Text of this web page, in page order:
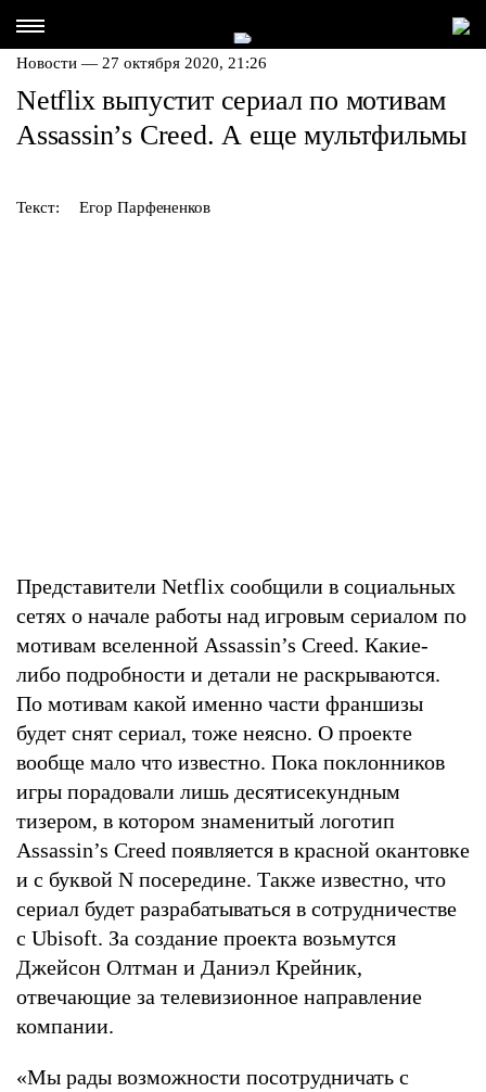
Новости — 27 октября 2020, 21:26
Netflix выпустит сериал по мотивам
Assassin’s Creed. А еще мультфильмы
Текст: Егор Парфененков
Представители Netflix сообщили в социальных
сетях о начале работы над игровым сериалом по
мотивам вселенной Assassin’s Creed. Какие-
либо подробности и детали не раскрываются.
По мотивам какой именно части франшизы
будет снят сериал, тоже неясно. О проекте
вообще мало что известно. Пока поклонников
игры порадовали лишь десятисекундным
тизером, в котором знаменитый логотип
Assassin’s Creed появляется в красной окантовке
и с буквой N посередине. Также известно, что
сериал будет разрабатываться в сотрудничестве
с Ubisoft. За создание проекта возьмутся
Джейсон Олтман и Даниэл Крейник,
отвечающие за телевизионное направление
компании.
«Мы рады возможности посотрудничать с